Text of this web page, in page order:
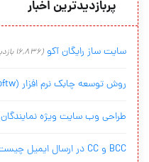
پربازدیدترین اخبار
سایت ساز رایگان آکو (16,836 بازدید)
روش توسعه چابک نرم افزار (Agile Softw...
طراحی وب سایت ویژه
BCC و CC در ارسال ایمیل چیست؟...